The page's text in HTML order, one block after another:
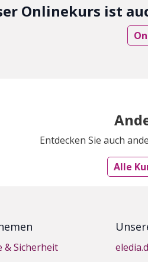
Onlinekurs ist
Entdecken Sie auch
Alle
& Sicherheit